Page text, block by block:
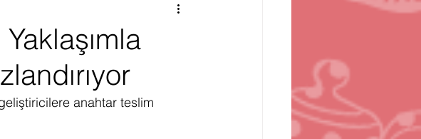
Akıllı Şehirler
Çevre Koruma Çin
anahtar teslim